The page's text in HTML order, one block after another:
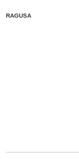
RAGUSA